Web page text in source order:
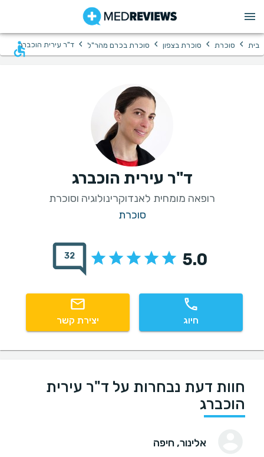
בית › סוכרת › סוכרת בצפון › סוכרת בכרם מהר"ל › ד"ר עירית הוכברג
ד"ר עירית הוכברג
רופאה מומחית לאנדוקרינולוגיה וסוכרת
סוכרת
5.0
32
חיוג יצירת קשר
חוות דעת נבחרות על ד"ר עירית
הוכברג
אלינור, חיפה